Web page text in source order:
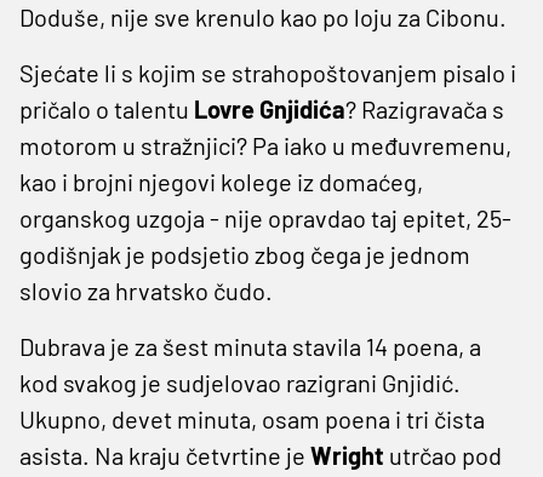
Doduše, nije sve krenulo kao po loju za Cibonu.
Sjećate li s kojim se strahopoštovanjem pisalo i
pričalo o talentu Lovre Gnjidića? Razigravača s
motorom u stražnjici? Pa iako u međuvremenu,
kao i brojni njegovi kolege iz domaćeg,
organskog uzgoja - nije opravdao taj epitet, 25-
godišnjak je podsjetio zbog čega je jednom
slovio za hrvatsko čudo.
Dubrava je za šest minuta stavila 14 poena, a
kod svakog je sudjelovao razigrani Gnjidić.
Ukupno, devet minuta, osam poena i tri čista
asista. Na kraju četvrtine je Wright utrčao pod